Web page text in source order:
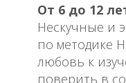
От 6 до 12
Нескучные и
по методике
любовь к
поверить в